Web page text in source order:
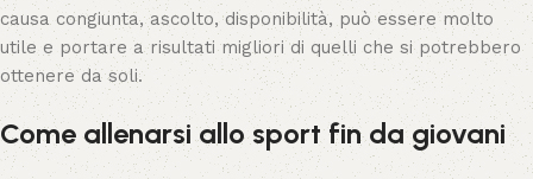
causa congiunta, ascolto, disponibilità, può essere molto
utile e portare a risultati migliori di quelli che si potrebbero
ottenere da soli.
Come allenarsi allo sport fin da giovani